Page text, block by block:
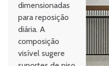
dimensionadas
para reposição
diária. A
composição
visível sugere